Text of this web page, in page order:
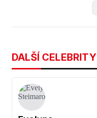
DALŠÍ CELEBRITY